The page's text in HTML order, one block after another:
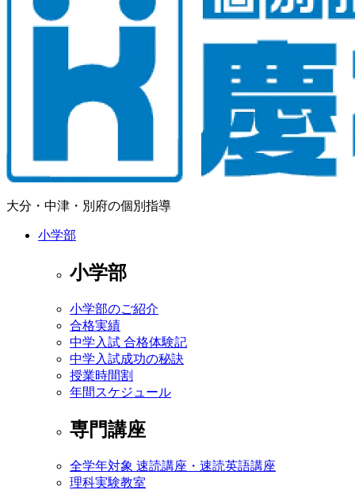
大分・中津・別府の個別指導
小学部
小学部
小学部のご紹介
合格実績
中学入試 合格体験記
中学入試成功の秘訣
授業時間割
年間スケジュール
専門講座
全学年対象 速読講座・速読英語講座
理科実験教室